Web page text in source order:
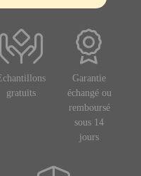
gratuits
Garantie
échangé ou
remboursé
sous 14
jours